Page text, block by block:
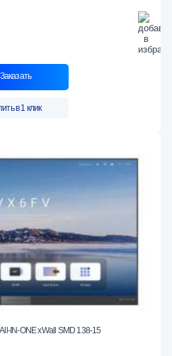
Заказать
в 1 клик
IN-ONE xWall SMD 138-15